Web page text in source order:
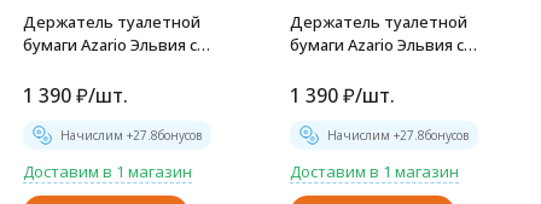
Держатель туалетной
бумаги Azario Эльвия с
1 390₽/шт.
Начислим +27.8бонусов
Доставим в 1 магазин
Держатель туалетной
бумаги Azario Эльвия с
1 390₽/шт.
Начислим +27.8бонусов
Доставим в 1 магазин